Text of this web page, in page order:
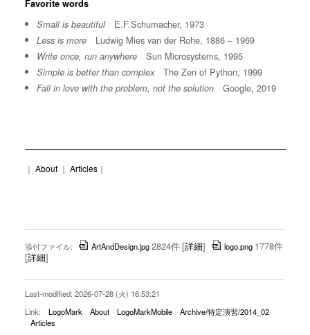
Favorite words
Small is beautifulE.F.Schumacher, 1973
Less is more Ludwig Mies van der Rohe, 1886 – 1969
Write once, run anywhere Sun Microsystems, 1995
Simple is better than complexThe Zen of Python, 1999
Fall in love with the problem, not the solution Google, 2019
｜ About｜ Articles｜
添付ファイル: ArtAndDesign.jpg2824件[詳細] logo.png 1778件
[詳細]
Last-modified: 2026-07-28 (火) 16:53:21
Link:
LogoMark About LogoMarkMobile
Archive/特定演習/2014_02
Articles